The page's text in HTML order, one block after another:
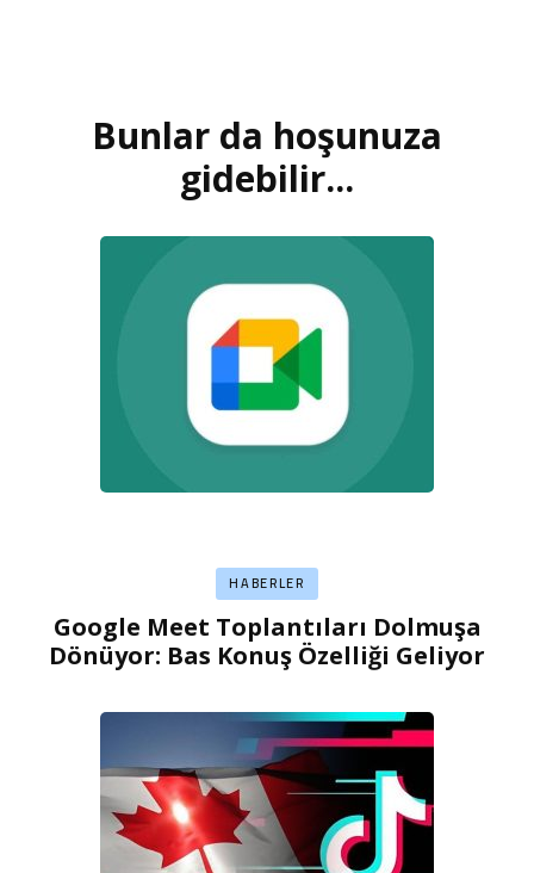
Bunlar da hoşunuza
gidebilir...
HABERLER
Google Meet Toplantıları Dolmuşa
Dönüyor: Bas Konuş Özelliği Geliyor